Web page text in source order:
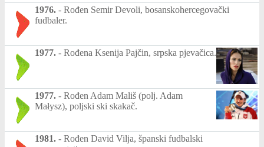
1976. - Rođen Semir Devoli, bosanskohercegovački
fudbaler.
1977. - Rođena Ksenija Pajčin, srpska pjevačica.
1977. - Rođen Adam Mališ (polj. Adam
Małysz), poljski ski skakač.
1981. - Rođen David Vilja, španski fudbalski